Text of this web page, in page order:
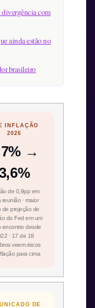
divergência com
ainda estão no
brasileiro
INFLAÇÃO
2026
→
de 0,9pp em
reunião · maior
de projeção de
do Fed em um
encontro desde
· 17 de 18
veem riscos
para cima
DE